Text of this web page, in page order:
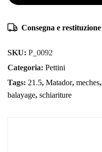
Consegna e restituzione
SKU: P_0092
Categoria: Pettini
Tags: 21.5, Matador, meches,
balayage, schiariture